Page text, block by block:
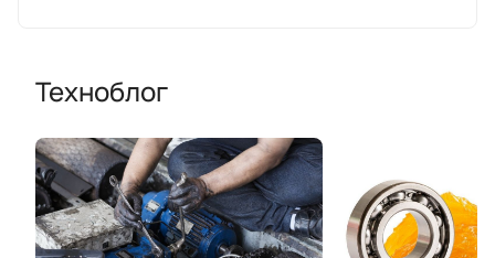
Техноблог